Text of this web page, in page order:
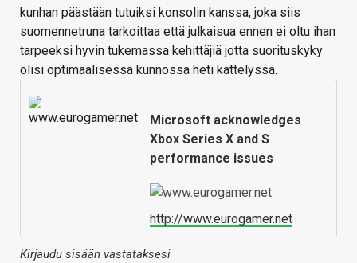
kunhan päästään tutuiksi konsolin kanssa, joka siis
suomennetruna tarkoittaa että julkaisua ennen ei oltu ihan
tarpeeksi hyvin tukemassa kehittäjiä jotta suorituskyky
olisi optimaalisessa kunnossa heti kättelyssä.
Microsoft acknowledges
Xbox Series X and S
performance issues
http://www.eurogamer.net
Kirjaudu sisään vastataksesi